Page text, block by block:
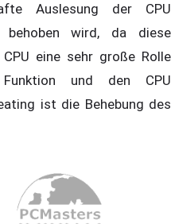
Auslesung der CPU
behoben wird, da diese
eine sehr große Rolle
und den CPU
ist die Behebung des